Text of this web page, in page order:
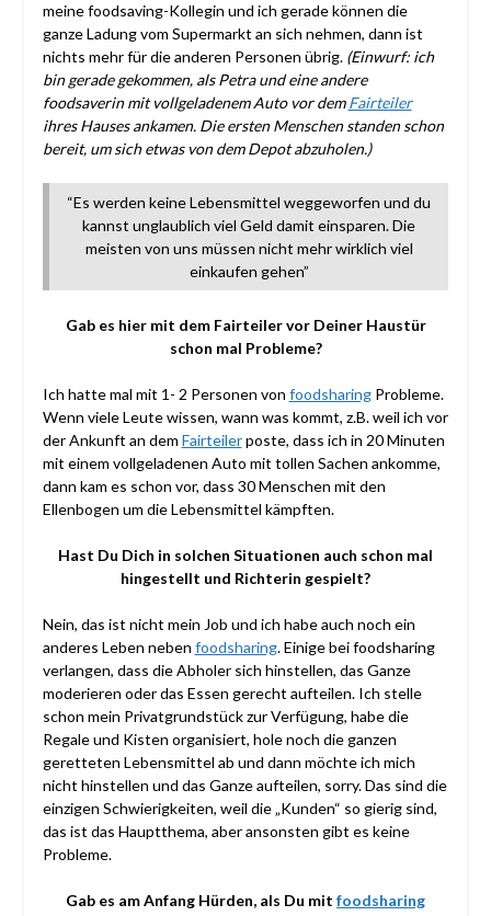
meine foodsaving-Kollegin und ich gerade können die
ganze Ladung vom Supermarkt an sich nehmen, dann ist
nichts mehr für die anderen Personen übrig. (Einwurf: ich
bin gerade gekommen, als Petra und eine andere
foodsaverin mit vollgeladenem Auto vor demFairteiler
ihres Hauses ankamen. Die ersten Menschen standen schon
bereit, um sich etwas von dem Depot abzuholen.)
“Es werden keine Lebensmittel weggeworfen und du
kannst unglaublich viel Geld damit einsparen. Die
meisten von uns müssen nicht mehr wirklich viel
einkaufen gehen”
Gab es hier mit dem Fairteiler vor Deiner Haustür
schon mal Probleme?
Ich hatte mal mit 1- 2 Personen von foodsharingProbleme.
Wenn viele Leute wissen, wann was kommt, z.B. weil ich vor
der Ankunft an dem Fairteilerposte, dass ich in 20 Minuten
mit einem vollgeladenen Auto mit tollen Sachen ankomme,
dann kam es schon vor, dass 30 Menschen mit den
Ellenbogen um die Lebensmittel kämpften.
Hast Du Dich in solchen Situationen auch schon mal
hingestellt und Richterin gespielt?
Nein, das ist nicht mein Job und ich habe auch noch ein
anderes Leben neben foodsharing. Einige bei foodsharing
verlangen, dass die Abholer sich hinstellen, das Ganze
moderieren oder das Essen gerecht aufteilen. Ich stelle
schon mein Privatgrundstück zur Verfügung, habe die
Regale und Kisten organisiert, hole noch die ganzen
geretteten Lebensmittel ab und dann möchte ich mich
nicht hinstellen und das Ganze aufteilen, sorry. Das sind die
einzigen Schwierigkeiten, weil die „Kunden“ so gierig sind,
das ist das Hauptthema, aber ansonsten gibt es keine
Probleme.
Gab es am Anfang Hürden, als Du mit foodsharing